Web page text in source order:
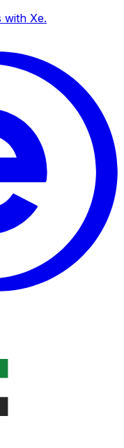
with Xe.